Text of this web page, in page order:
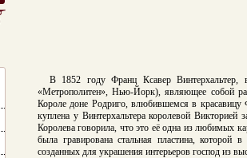
В 1852 году Франц Ксавер Винтерхальтер,
«Метрополитен», Нью-Йорк), являющее собой
Короле доне Родриго, влюбившемся в
куплена у Винтерхальтера королевой
Королева говорила, что это её одна из любимых
была гравирована стальная пластина,
созданных для украшения интерьеров господ из